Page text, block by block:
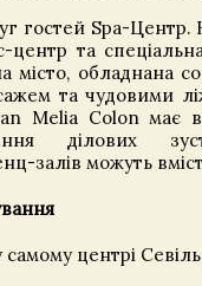
гостей Spa-Центр.
центр та
місто, обладнана
та чудовими
Melia Colon має
ділових
залів можуть
самому центрі